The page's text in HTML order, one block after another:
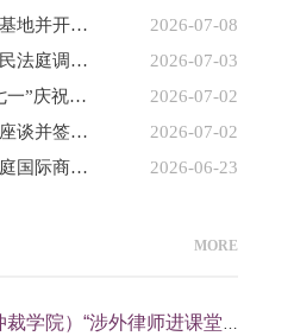
访企拓岗丨国际法学院与法雨商事调解中心签约就业实践基地并开展带岗宣讲
2026-07-08
国际法学院（国际仲裁学院）赴西虹桥（进口博览会）人民法庭调研交流
2026-07-03
国际法学院党委开展树立和践行正确政绩观学习教育暨“七一”庆祝活动
2026-07-02
访企拓岗｜国际法学院与三家律所开展涉外法治人才培养座谈并签约共建就业实践基地
2026-07-02
喜讯｜我校刘晓红教授、徐国建教授入选上海国际商事法庭国际商事专家委员会首批专家委员
2026-06-23
MORE
2025-2026学年春季学期国际法学院（国际仲裁学院）“涉外律师进课堂活动”圆满成功